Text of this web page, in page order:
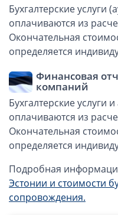
Бухгалтерские услуги
оплачиваются из
Окончательная
определяется
Финансовая
компаний
Бухгалтерские услуги
оплачиваются из
Окончательная
определяется
Подробная
Эстонии и стоимости
сопровождения.